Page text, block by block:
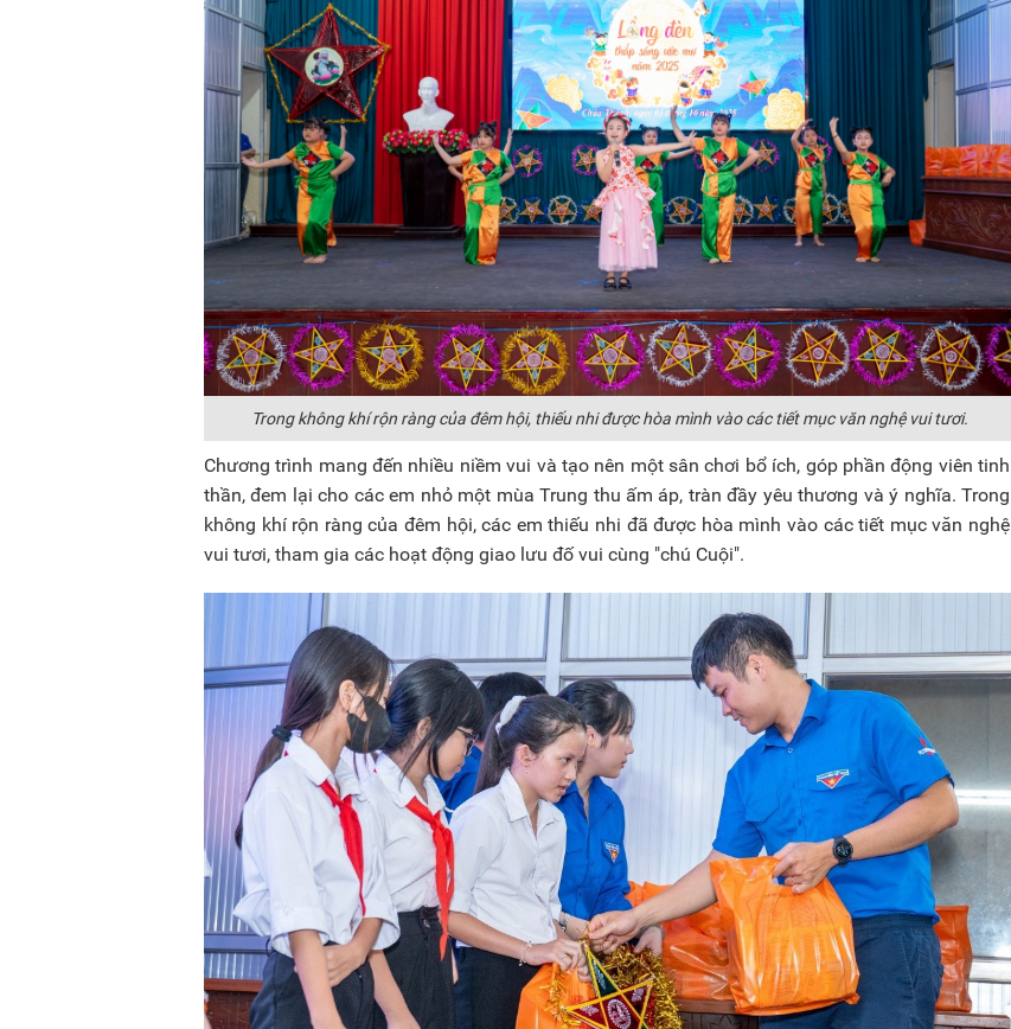
Trong không khí rộn ràng của đêm hội, thiếu nhi được hòa mình vào các tiết mục văn nghệ vui tươi.
Chương trình mang đến nhiều niềm vui và tạo nên một sân chơi bổ ích, góp phần động viên tinh
thần, đem lại cho các em nhỏ một mùa Trung thu ấm áp, tràn đầy yêu thương và ý nghĩa. Trong
không khí rộn ràng của đêm hội, các em thiếu nhi đã được hòa mình vào các tiết mục văn nghệ
vui tươi, tham gia các hoạt động giao lưu đố vui cùng "chú Cuội".